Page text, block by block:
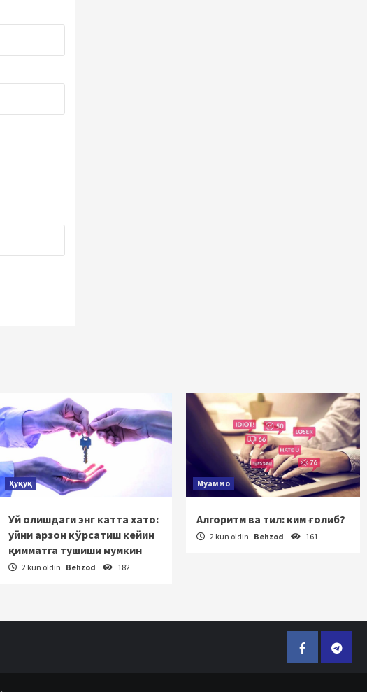
Ҳуқуқ
Уй олишдаги энг катта хато:
уйни арзон кўрсатиш кейин
қимматга тушиши мумкин
2 kun oldin Behzod 182
Муаммо
Алгоритм ва тил: ким ғолиб?
2 kun oldin Behzod 161
Facebook